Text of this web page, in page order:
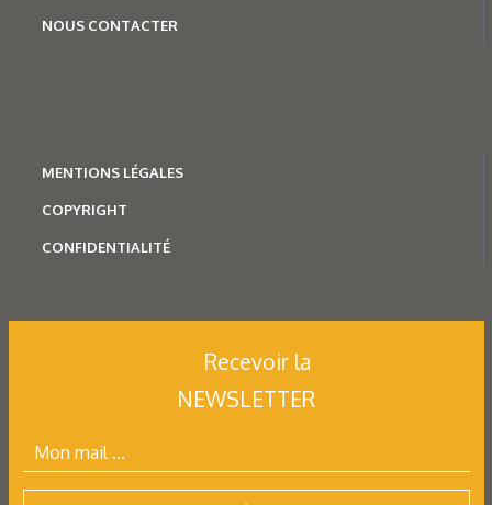
NOUS CONTACTER
MENTIONS LÉGALES
COPYRIGHT
CONFIDENTIALITÉ
Recevoir la
NEWSLETTER